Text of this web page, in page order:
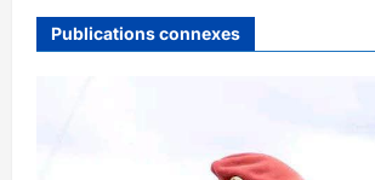
Publications connexes